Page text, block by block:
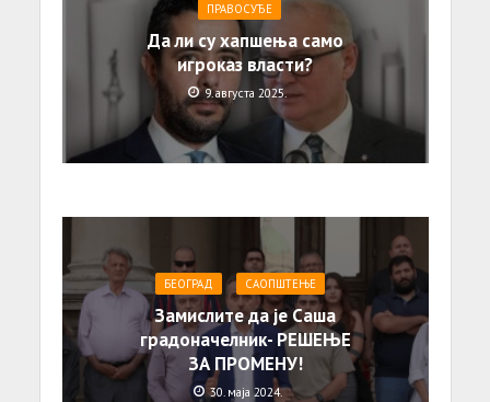
ПРАВОСУЂЕ
Да ли су хапшења само
игроказ власти?
9. августа 2025.
БЕОГРАД САОПШТЕЊE
Замислите да је Саша
градоначелник- РЕШЕЊЕ
ЗА ПРОМЕНУ!
30. маја 2024.